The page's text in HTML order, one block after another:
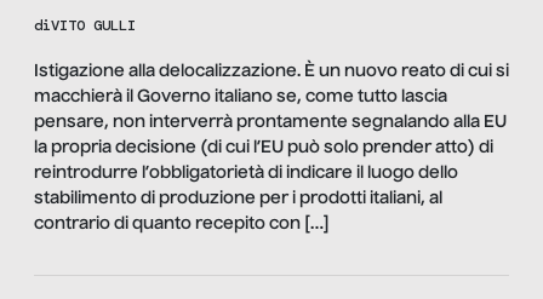
diVITO GULLI
Istigazione alla delocalizzazione. È un nuovo reato di cui si
macchierà il Governo italiano se, come tutto lascia
pensare, non interverrà prontamente segnalando alla EU
la propria decisione (di cui l’EU può solo prender atto) di
reintrodurre l’obbligatorietà di indicare il luogo dello
stabilimento di produzione per i prodotti italiani, al
contrario di quanto recepito con […]